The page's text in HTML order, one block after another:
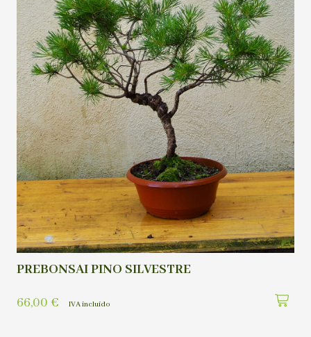
PREBONSAI PINO SILVESTRE
66,00 € IVA incluído